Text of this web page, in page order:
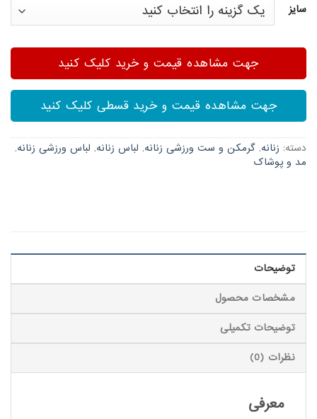
سایز
جهت مشاهده قیمت و خرید کلیک کنید
جهت مشاهده قیمت و خرید قسطی کلیک کنید
دسته: زنانه, گرمکن و ست ورزشی زنانه, لباس زنانه, لباس ورزشی زنانه,
مد و پوشاک
توضیحات
مشخصات محصول
توضیحات تکمیلی
نظرات (0)
معرفی